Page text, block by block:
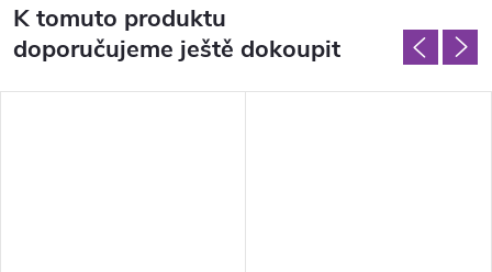
K tomuto produktu
doporučujeme ještě dokoupit